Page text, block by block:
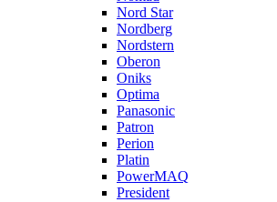
Nord Star
Nordberg
Nordstern
Oberon
Oniks
Optima
Panasonic
Patron
Perion
Platin
PowerMAQ
President